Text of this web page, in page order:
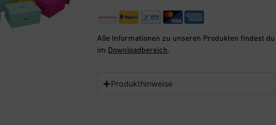
Alle Informationen zu unseren Produkten findest du
im Downloadbereich.
Produkthinweise